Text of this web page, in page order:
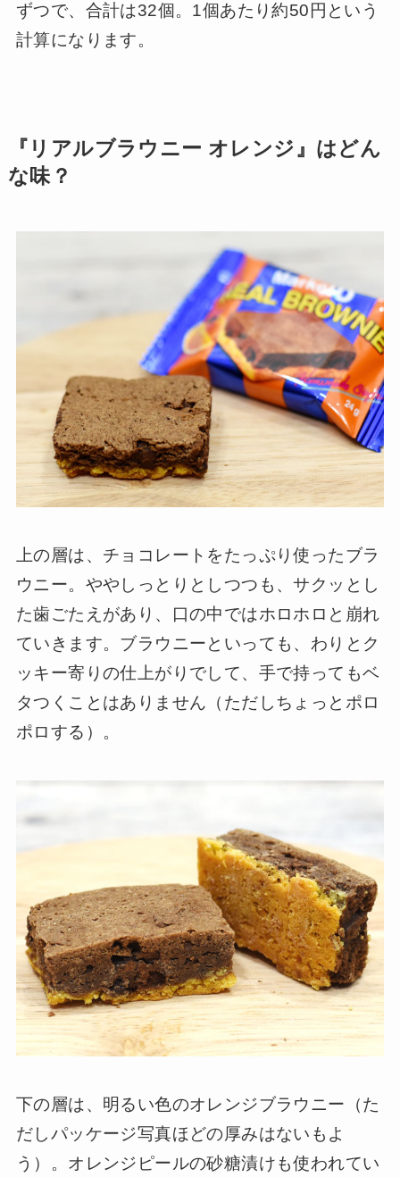
ずつで、合計は32個。1個あたり約50円という
計算になります。
『リアルブラウニー オレンジ』はどん
な味？
上の層は、チョコレートをたっぷり使ったブラ
ウニー。ややしっとりとしつつも、サクッとし
た歯ごたえがあり、口の中ではホロホロと崩れ
ていきます。ブラウニーといっても、わりとク
ッキー寄りの仕上がりでして、手で持ってもベ
タつくことはありません（ただしちょっとポロ
ポロする）。
下の層は、明るい色のオレンジブラウニー（た
だしパッケージ写真ほどの厚みはないもよ
う）。オレンジピールの砂糖漬けも使われてい